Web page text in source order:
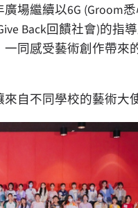
場繼續以6G (Groom
Back回饋社會)的
同感受藝術創作帶來
來自不同學校的藝術